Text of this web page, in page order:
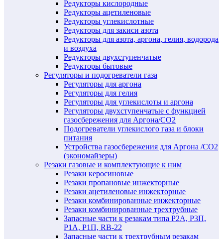
Редукторы кислородные
Редукторы ацетиленовые
Редукторы углекислотные
Редукторы для закиси азота
Редукторы для азота, аргона, гелия, водорода
и воздуха
Редукторы двухступенчатые
Редукторы бытовые
Регуляторы и подогреватели газа
Регуляторы для аргона
Регуляторы для гелия
Регуляторы для углекислоты и аргона
Регуляторы двухступенчатые c функцией
газосбережения для Аргона/СО2
Подогреватели углекислого газа и блоки
питания
Устройства газосбережения для Аргона /СО2
(экономайзеры)
Резаки газовые и комплектующие к ним
Резаки керосиновые
Резаки пропановые инжекторные
Резаки ацетиленовые инжекторные
Резаки комбинированные инжекторные
Резаки комбинированные трехтрубные
Запасные части к резакам типа Р2А, Р3П,
Р1А, Р1П, RB-22
Запасные части к трехтрубным резакам